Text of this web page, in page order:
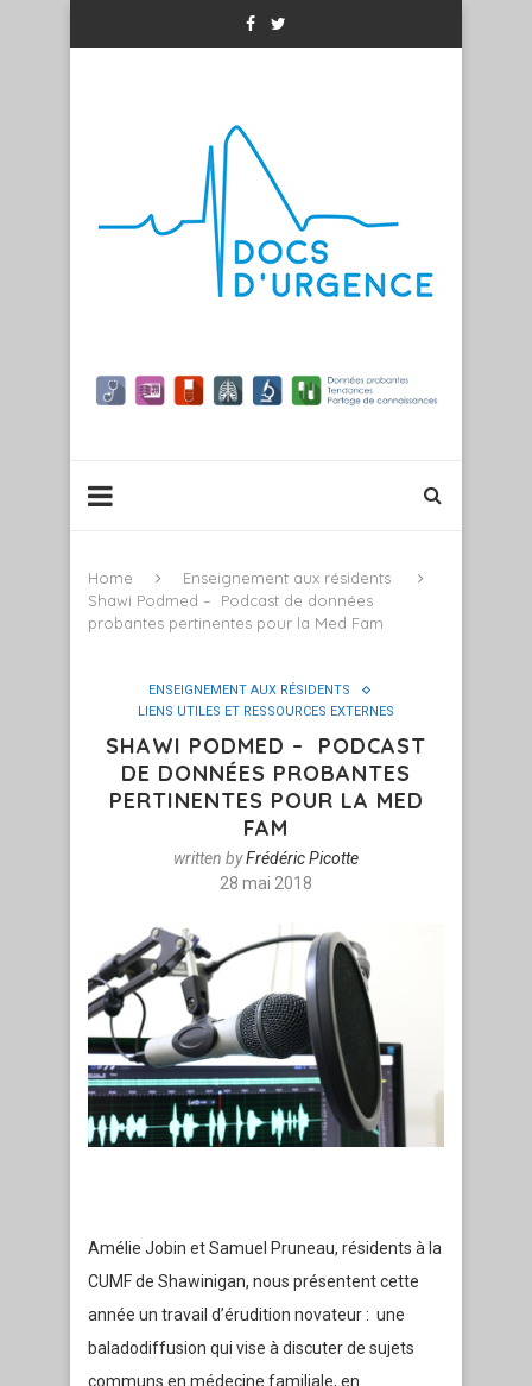
Home
Enseignement aux résidents
Shawi Podmed – Podcast de données
probantes pertinentes pour la Med Fam
ENSEIGNEMENT AUX RÉSIDENTS
LIENS UTILES ET RESSOURCES EXTERNES
SHAWI PODMED – PODCAST
DE DONNÉES PROBANTES
PERTINENTES POUR LA MED
FAM
written byFrédéric Picotte
28 mai 2018
Amélie Jobin et Samuel Pruneau, résidents à la
CUMF de Shawinigan, nous présentent cette
année un travail d’érudition novateur : une
baladodiffusion qui vise à discuter de sujets
communs en médecine familiale, en